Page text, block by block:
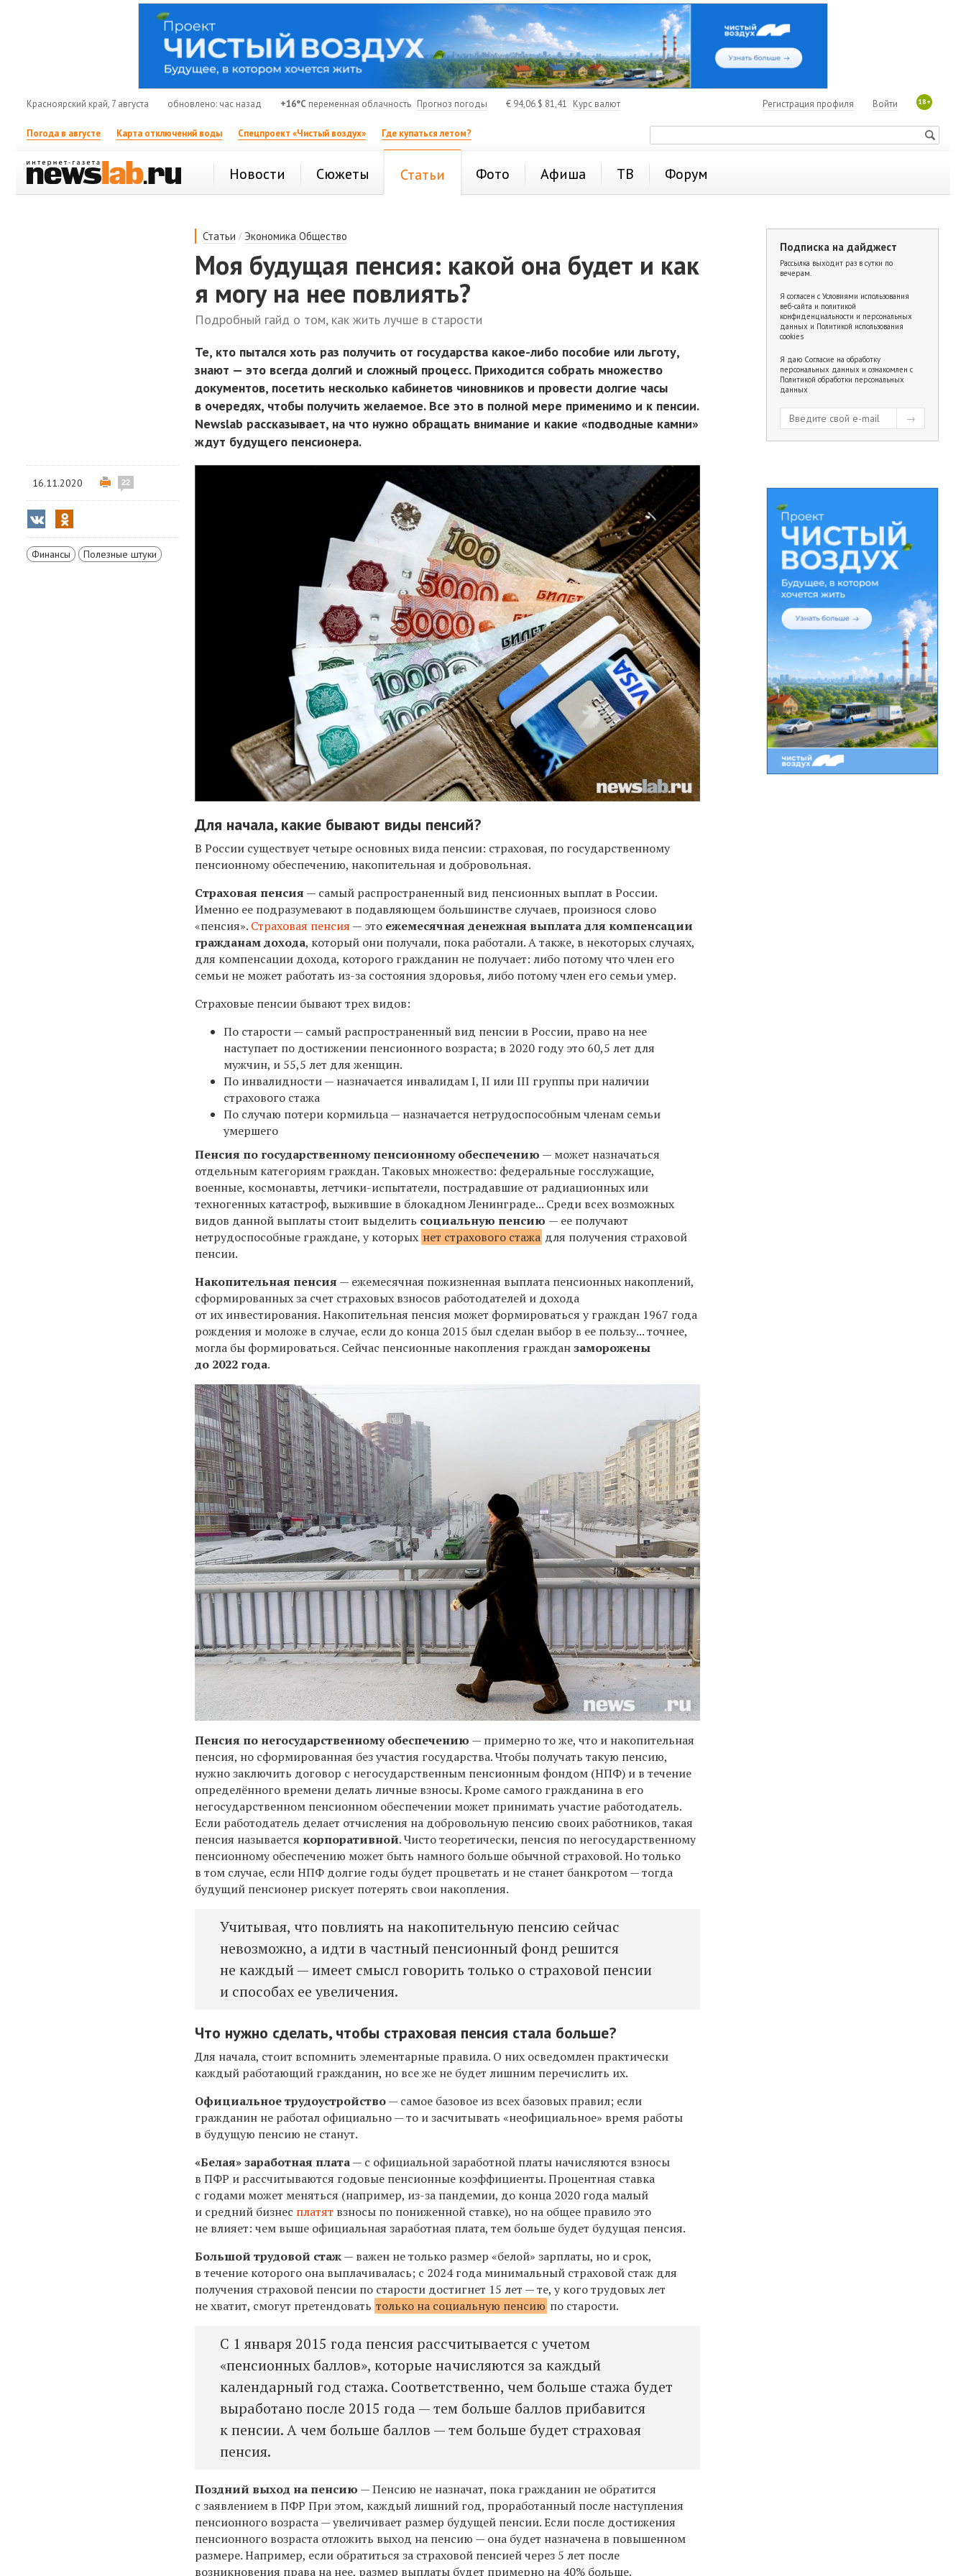
Красноярский край, 7 августа обновлено: час назад +16°C переменная облачность Прогноз погоды € 94,06 $ 81,41 Курс валют 18+
Войти
Регистрация профиля
Погода в августе Карта отключений воды Спецпроект «Чистый воздух» Где купаться летом?
Новости Сюжеты Статьи Фото Афиша ТВ Форум
Статьи / Экономика Общество
Моя будущая пенсия: какой она будет и как
я могу на нее повлиять?
Подробный гайд о том, как жить лучше в старости
Те, кто пытался хоть раз получить от государства какое-либо пособие или льготу,
знают — это всегда долгий и сложный процесс. Приходится собрать множество
документов, посетить несколько кабинетов чиновников и провести долгие часы
в очередях, чтобы получить желаемое. Все это в полной мере применимо и к пенсии.
Newslab рассказывает, на что нужно обращать внимание и какие «подводные камни»
ждут будущего пенсионера.
16.11.2020 22
Финансы Полезные штуки
Для начала, какие бывают виды пенсий?
В России существует четыре основных вида пенсии: страховая, по государственному
пенсионному обеспечению, накопительная и добровольная.
Страховая пенсия — самый распространенный вид пенсионных выплат в России.
Именно ее подразумевают в подавляющем большинстве случаев, произнося слово
«пенсия». Страховая пенсия — это ежемесячная денежная выплата для компенсации
гражданам дохода, который они получали, пока работали. А также, в некоторых случаях,
для компенсации дохода, которого гражданин не получает: либо потому что член его
семьи не может работать из-за состояния здоровья, либо потому член его семьи умер.
Страховые пенсии бывают трех видов:
По старости — самый распространенный вид пенсии в России, право на нее
наступает по достижении пенсионного возраста; в 2020 году это 60,5 лет для
мужчин, и 55,5 лет для женщин.
По инвалидности — назначается инвалидам I, II или III группы при наличии
страхового стажа
По случаю потери кормильца — назначается нетрудоспособным членам семьи
умершего
Пенсия по государственному пенсионному обеспечению — может назначаться
отдельным категориям граждан. Таковых множество: федеральные госслужащие,
военные, космонавты, летчики-испытатели, пострадавшие от радиационных или
техногенных катастроф, выжившие в блокадном Ленинграде... Среди всех возможных
видов данной выплаты стоит выделить социальную пенсию — ее получают
нетрудоспособные граждане, у которых нет страхового стажа для получения страховой
пенсии.
Накопительная пенсия — ежемесячная пожизненная выплата пенсионных накоплений,
сформированных за счет страховых взносов работодателей и дохода
от их инвестирования. Накопительная пенсия может формироваться у граждан 1967 года
рождения и моложе в случае, если до конца 2015 был сделан выбор в ее пользу... точнее,
могла бы формироваться. Сейчас пенсионные накопления гражданзаморожены
до 2022 года.
Пенсия по негосударственному обеспечению — примерно то же, что и накопительная
пенсия, но сформированная без участия государства. Чтобы получать такую пенсию,
нужно заключить договор с негосударственным пенсионным фондом (НПФ) и в течение
определённого времени делать личные взносы. Кроме самого гражданина в его
негосударственном пенсионном обеспечении может принимать участие работодатель.
Если работодатель делает отчисления на добровольную пенсию своих работников, такая
пенсия называется корпоративной. Чисто теоретически, пенсия по негосударственному
пенсионному обеспечению может быть намного больше обычной страховой. Но только
в том случае, если НПФ долгие годы будет процветать и не станет банкротом — тогда
будущий пенсионер рискует потерять свои накопления.
Учитывая, что повлиять на накопительную пенсию сейчас
невозможно, а идти в частный пенсионный фонд решится
не каждый — имеет смысл говорить только о страховой пенсии
и способах ее увеличения.
Что нужно сделать, чтобы страховая пенсия стала больше?
Для начала, стоит вспомнить элементарные правила. О них осведомлен практически
каждый работающий гражданин, но все же не будет лишним перечислить их.
Официальное трудоустройство— самое базовое из всех базовых правил; если
гражданин не работал официально — то и засчитывать «неофициальное» время работы
в будущую пенсию не станут.
«Белая» заработная плата— с официальной заработной платы начисляются взносы
в ПФР и рассчитываются годовые пенсионные коэффициенты. Процентная ставка
с годами может меняться (например, из-за пандемии, до конца 2020 года малый
и средний бизнес платят взносы по пониженной ставке), но на общее правило это
не влияет: чем выше официальная заработная плата, тем больше будет будущая пенсия.
Большой трудовой стаж— важен не только размер «белой» зарплаты, но и срок,
в течение которого она выплачивалась; с 2024 года минимальный страховой стаж для
получения страховой пенсии по старости достигнет 15 лет — те, у кого трудовых лет
не хватит, смогут претендовать только на социальную пенсию по старости.
С 1 января 2015 года пенсия рассчитывается с учетом
«пенсионных баллов», которые начисляются за каждый
календарный год стажа. Соответственно, чем больше стажа будет
выработано после 2015 года — тем больше баллов прибавится
к пенсии. А чем больше баллов — тем больше будет страховая
пенсия.
Поздний выход на пенсию —Пенсию не назначат, пока гражданин не обратится
с заявлением в ПФР При этом, каждый лишний год, проработанный после наступления
пенсионного возраста — увеличивает размер будущей пенсии. Если после достижения
пенсионного возраста отложить выход на пенсию — она будет назначена в повышенном
размере. Например, если обратиться за страховой пенсией через 5 лет после
возникновения права на нее, размер выплаты будет примерно на 40% больше.
Подписка на дайджест
Рассылка выходит раз в сутки по
вечерам.
Я согласен с Условиями использования
веб-сайта и политикой
конфиденциальности и персональных
данных и Политикой использования
cookies
Я даю Согласие на обработку
персональных данных и ознакомлен с
Политикой обработки персональных
данных